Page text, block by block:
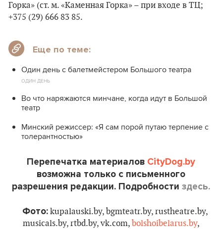
Горка» (ст. м. «Каменная Горка» – при входе в ТЦ;
+375 (29) 666 83 85.
Еще по теме:
Один день с балетмейстером Большого театра
ОДИН ДЕНЬ
Во что наряжаются минчане, когда идут в Большой
театр
Минский режиссер: «Я сам порой путаю терпение с
толерантностью»
Перепечатка материалов CityDog.by
возможна только с письменного
разрешения редакции. Подробности здесь.
Фото: kupalauski.by, bgmteatr.by, rustheatre.by,
musicals.by, rtbd.by, vk.com, bolshoibelarus.by,